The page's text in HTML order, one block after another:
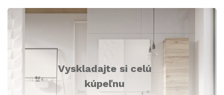
Vyskladajte si celú
kúpeľnu